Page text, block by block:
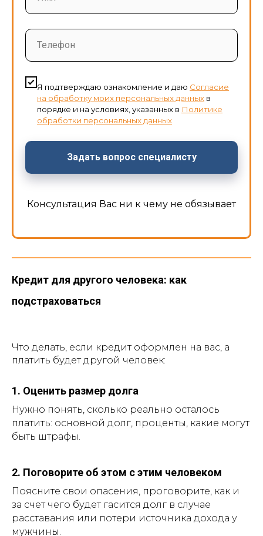
Телефон
Я подтверждаю ознакомление и даю Согласие
на обработку моих персональных данных в
порядке и на условиях, указанных в Политике
обработки персональных данных
Задать вопрос специалисту
Консультация Вас ни к чему не обязывает
Кредит для другого человека: как
подстраховаться
Что делать, если кредит оформлен на вас, а
платить будет другой человек:
1. Оценить размер долга
Нужно понять, сколько реально осталось
платить: основной долг, проценты, какие могут
быть штрафы.
2. Поговорите об этом с этим человеком
Поясните свои опасения, проговорите, как и
за счет чего будет гасится долг в случае
расставания или потери источника дохода у
мужчины.